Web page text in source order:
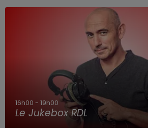
16h00 - 19h00
Le Jukebox RDL